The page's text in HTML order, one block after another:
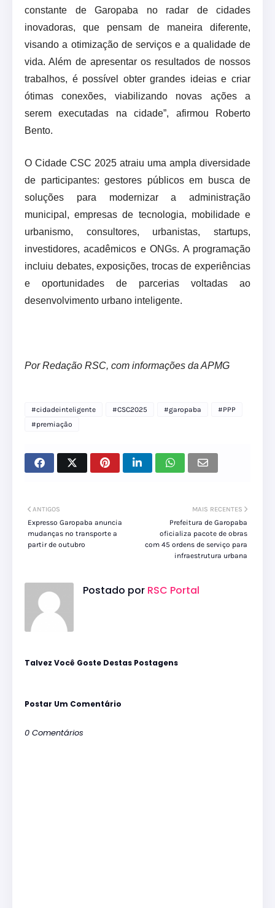
constante de Garopaba no radar de cidades
inovadoras, que pensam de maneira diferente,
visando a otimização de serviços e a qualidade de
vida. Além de apresentar os resultados de nossos
trabalhos, é possível obter grandes ideias e criar
ótimas conexões, viabilizando novas ações a
serem executadas na cidade”, afirmou Roberto
Bento.
O Cidade CSC 2025 atraiu uma ampla diversidade
de participantes: gestores públicos em busca de
soluções para modernizar a administração
municipal, empresas de tecnologia, mobilidade e
urbanismo, consultores, urbanistas, startups,
investidores, acadêmicos e ONGs. A programação
incluiu debates, exposições, trocas de experiências
e oportunidades de parcerias voltadas ao
desenvolvimento urbano inteligente.
Por Redação RSC, com informações da APMG
#cidadeinteligente #CSC2025 #garopaba
#PPP
#premiação
MAIS RECENTES
Prefeitura de Garopaba
oficializa pacote de obras
com 45 ordens de serviço para
infraestrutura urbana
ANTIGOS
Expresso Garopaba anuncia
mudanças no transporte a
partir de outubro
Postado por RSC Portal
Talvez Você Goste Destas Postagens
Postar Um Comentário
0 Comentários